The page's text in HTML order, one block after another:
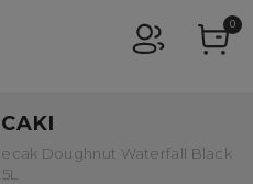
0
Doughnut Waterfall Black